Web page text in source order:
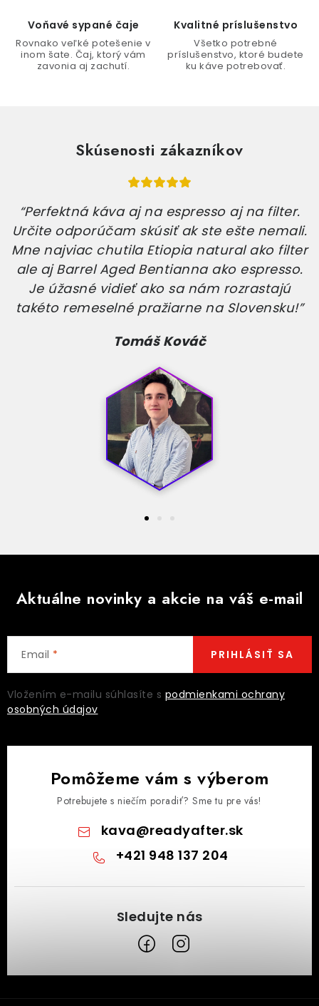
Voňavé sypané čaje
Rovnako veľké potešenie v
inom šate. Čaj, ktorý vám
zavonia aj zachutí.
Kvalitné príslušenstvo
Všetko potrebné
príslušenstvo, ktoré budete
ku káve potrebovať.
Skúsenosti zákazníkov
“Perfektná káva aj na espresso aj na filter.
Určite odporúčam skúsiť ak ste ešte nemali.
Mne najviac chutila Etiopia natural ako filter
ale aj Barrel Aged Bentianna ako espresso.
Je úžasné vidieť ako sa nám rozrastajú
takéto remeselné pražiarne na Slovensku!”
Tomáš Kováč
Aktuálne novinky a akcie na váš e-mail
Email
Vložením e-mailu súhlasíte s podmienkami ochrany
osobných údajov
PRIHLÁSIŤ SA
Pomôžeme vám s výberom
Potrebujete s niečím poradiť? Sme tu pre vás!
kava@readyafter.sk
+421 948 137 204
Z